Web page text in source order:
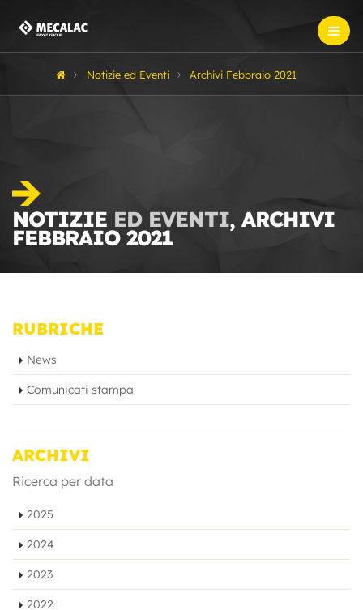
Notizie ed Eventi Archivi Febbraio 2021
NOTIZIE ED EVENTI, ARCHIVI
FEBBRAIO 2021
RUBRICHE
News
Comunicati stampa
ARCHIVI
Ricerca per data
2025
2024
2023
2022